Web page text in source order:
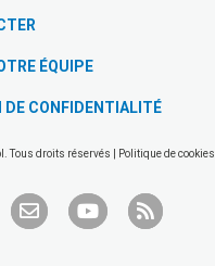
ÉQUIPE
DE CONFIDENTIALITÉ
Tous droits réservés | Politique de cookies